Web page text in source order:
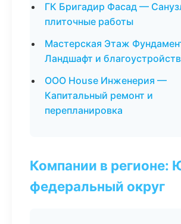
ГК Бригадир Фасад —
плиточные работы
Мастерская Этаж
Ландшафт и
ООО House Инженерия —
Капитальный ремонт и
перепланировка
Компании в
федеральный округ